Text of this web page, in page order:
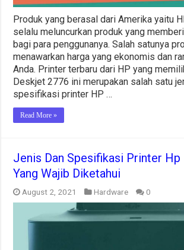
Produk yang berasal dari Amerika yaitu
selalu meluncurkan produk yang
bagi para penggunanya. Salah satunya
menawarkan harga yang ekonomis dan
Anda. Printer terbaru dari HP yang
Deskjet 2776 ini merupakan salah satu
spesifikasi printer HP …
Read More »
Jenis Dan Spesifikasi Printer
Yang Wajib Diketahui
August 2, 2021 Hardware 0